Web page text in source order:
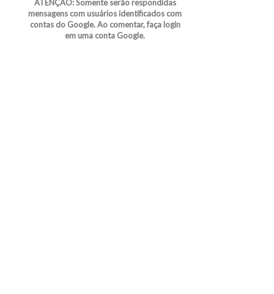
ATENÇÃO: Somente serão respondidas
mensagens com usuários identificados com
contas do Google. Ao comentar, faça login
em uma conta Google.